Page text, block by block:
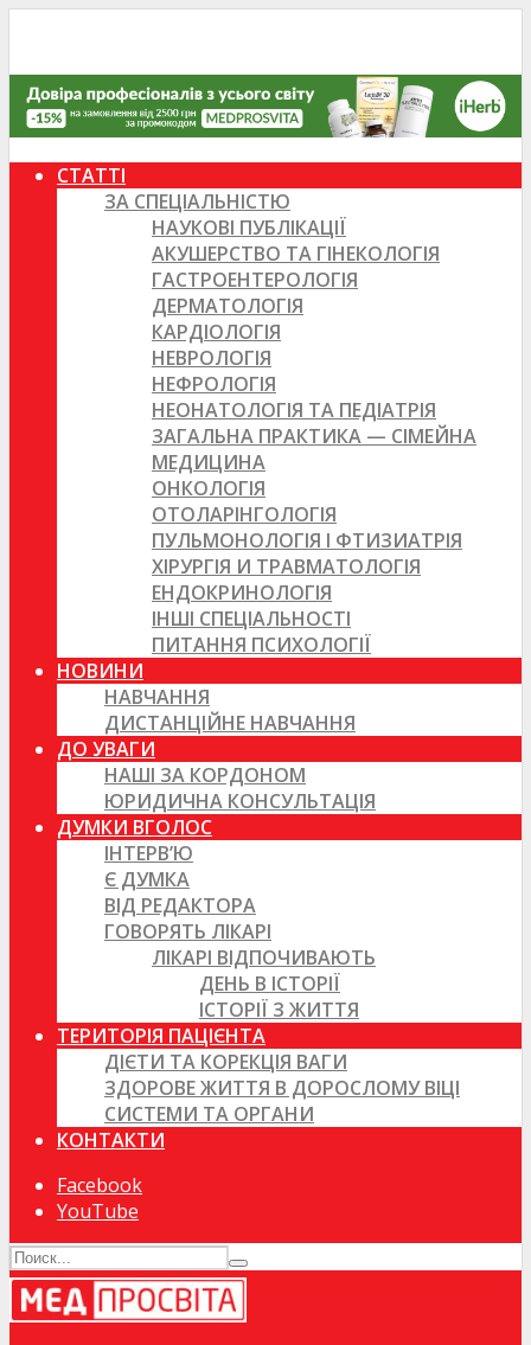
СТАТТІ
ЗА СПЕЦІАЛЬНІСТЮ
НАУКОВІ ПУБЛІКАЦІЇ
АКУШЕРСТВО ТА ГІНЕКОЛОГІЯ
ГАСТРОЕНТЕРОЛОГІЯ
ДЕРМАТОЛОГІЯ
КАРДІОЛОГІЯ
НЕВРОЛОГІЯ
НЕФРОЛОГІЯ
НЕОНАТОЛОГІЯ ТА ПЕДІАТРІЯ
ЗАГАЛЬНА ПРАКТИКА — СІМЕЙНА
МЕДИЦИНА
ОНКОЛОГІЯ
ОТОЛАРІНГОЛОГІЯ
ПУЛЬМОНОЛОГІЯ І ФТИЗИАТРІЯ
ХІРУРГІЯ И ТРАВМАТОЛОГІЯ
ЕНДОКРИНОЛОГІЯ
ІНШІ СПЕЦІАЛЬНОСТІ
ПИТАННЯ ПСИХОЛОГІЇ
НОВИНИ
НАВЧАННЯ
ДИСТАНЦІЙНЕ НАВЧАННЯ
ДО УВАГИ
НАШІ ЗА КОРДОНОМ
ЮРИДИЧНА КОНСУЛЬТАЦІЯ
ДУМКИ ВГОЛОС
ІНТЕРВ’Ю
Є ДУМКА
ВІД РЕДАКТОРА
ГОВОРЯТЬ ЛІКАРІ
ЛІКАРІ ВІДПОЧИВАЮТЬ
ДЕНЬ В ІСТОРІЇ
ІСТОРІЇ З ЖИТТЯ
ТЕРИТОРІЯ ПАЦІЄНТА
ДІЄТИ ТА КОРЕКЦІЯ ВАГИ
ЗДОРОВЕ ЖИТТЯ В ДОРОСЛОМУ ВІЦІ
СИСТЕМИ ТА ОРГАНИ
КОНТАКТИ
Facebook
YouTube